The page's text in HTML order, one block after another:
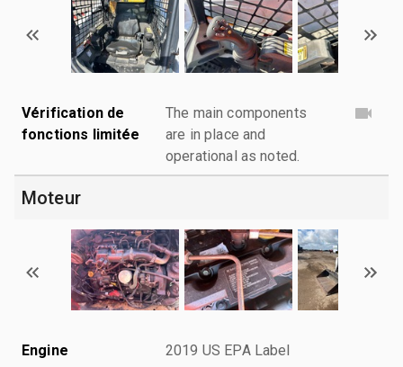
Vérification de
fonctions limitée
The main components
are in place and
operational as noted.
Moteur
Engine 2019 US EPA Label